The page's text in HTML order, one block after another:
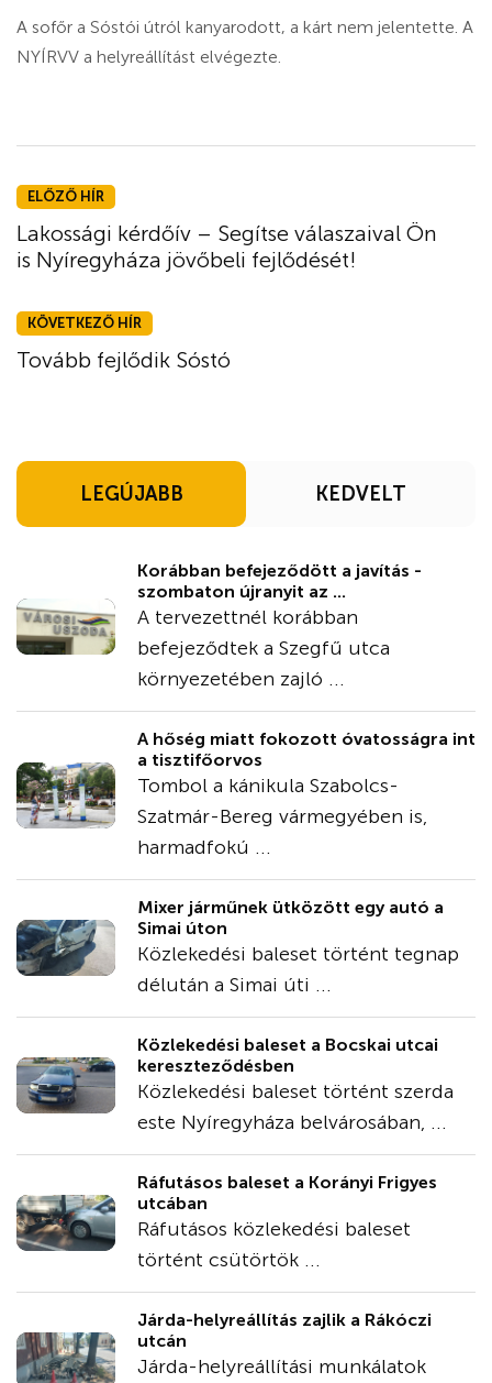
A sofőr a Sóstói útról kanyarodott, a kárt nem jelentette. A
NYÍRVV a helyreállítást elvégezte.
ELŐZŐ HÍR
Lakossági kérdőív – Segítse válaszaival Ön
is Nyíregyháza jövőbeli fejlődését!
KÖVETKEZŐ HÍR
Tovább fejlődik Sóstó
LEGÚJABB KEDVELT
Korábban befejeződött a javítás -
szombaton újranyit az ...
A tervezettnél korábban
befejeződtek a Szegfű utca
környezetében zajló ...
A hőség miatt fokozott óvatosságra int
a tisztifőorvos
Tombol a kánikula Szabolcs-
Szatmár-Bereg vármegyében is,
harmadfokú ...
Mixer járműnek ütközött egy autó a
Simai úton
Közlekedési baleset történt tegnap
délután a Simai úti ...
Közlekedési baleset a Bocskai utcai
kereszteződésben
Közlekedési baleset történt szerda
este Nyíregyháza belvárosában, ...
Ráfutásos baleset a Korányi Frigyes
utcában
Ráfutásos közlekedési baleset
történt csütörtök ...
Járda-helyreállítás zajlik a Rákóczi
utcán
Járda-helyreállítási munkálatok